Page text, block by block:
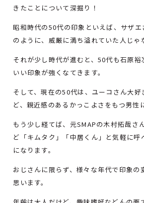
きたことについて深掘り！
昭和時代の50代の印象といえば、サザ
のように、威厳に満ち溢れていた人じゃ
それが少し時代が進むと、50代も石原裕
いい印象が強くなてきます。
そして、現在の50代は、ユーコさん大好
ど、親近感のあるかっこよさをもつ男性
もう少し経てば、元SMAPの木村拓哉さ
ど「キムタク」「中居くん」と気軽に呼
になります。
おじさんに限らず、様々な年代で印象の
思います。